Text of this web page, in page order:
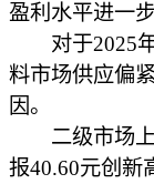
盈利水平进一步
对于2025年
料市场供应偏
因。
二级市场上
报40.60元创新